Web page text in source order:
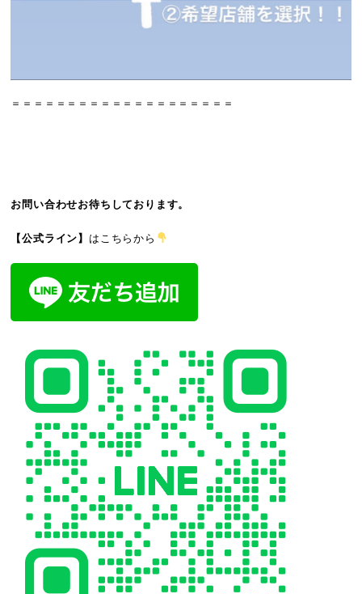
＝＝＝＝＝＝＝＝＝＝＝＝＝＝＝＝＝＝＝＝
お問い合わせお待ちしております。
【公式ライン】 はこちらから